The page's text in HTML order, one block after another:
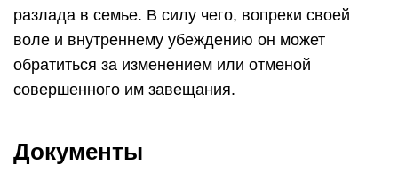
разлада в семье. В силу чего, вопреки своей
воле и внутреннему убеждению он может
обратиться за изменением или отменой
совершенного им завещания.
Документы